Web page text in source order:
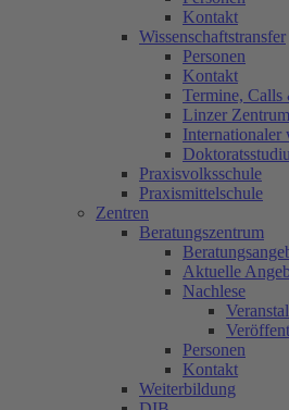
Kontakt
Wissenschaftstransfer
Personen
Kontakt
Termine,
Linzer
Internationaler
Praxisvolksschule
Praxismittelschule
Zentren
Beratungszentrum
Aktuelle
Nachlese
Personen
Kontakt
Weiterbildung